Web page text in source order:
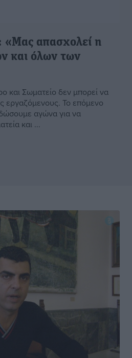
«Μας απασχολεί η
και όλων των
και Σωματείο δεν μπορεί να
εργαζόμενους. Το επόμενο
αγώνα για να
και ...